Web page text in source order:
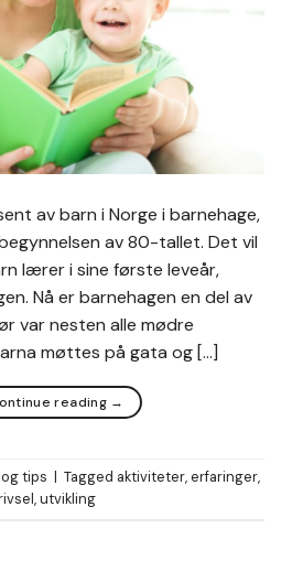
av barn i Norge i barnehage,
av 80-tallet. Det vil
lærer i sine første leveår,
Nå er barnehagen en del av
var nesten alle mødre
møttes på gata og […]
reading →
tips | Tagged aktiviteter,erfaringer,
,utvikling